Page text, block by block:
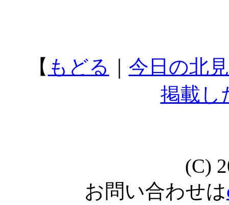
【 もどる
今日の北
掲載し
(C)
お問い合わせは